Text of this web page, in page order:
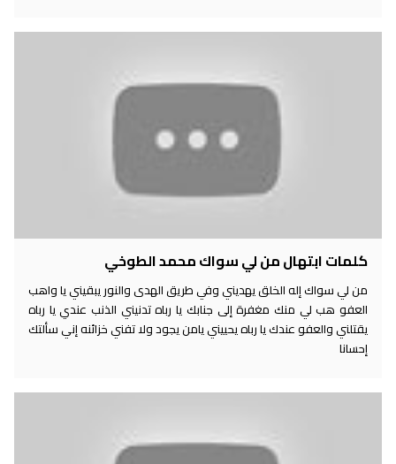
كلمات ابتهال من لي سواك محمد الطوخي
من لي سواك إله الخلق يهديني وفي طريق الهدى والنور يبقيني يا واهب
العفو هب لي منك مغفرة إلى جنابك يا رباه تدنيني الذنب عندي يا رباه
يقتلني والعفو عندك يا رباه يحييني يامن يجود ولا تفني خزائنه إني سألتك
إحسانا